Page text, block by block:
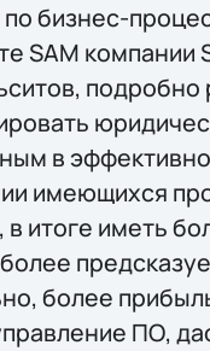
по бизнес-
SAM компании
подробно
в
имеющихся
в итоге иметь
более
ПО,